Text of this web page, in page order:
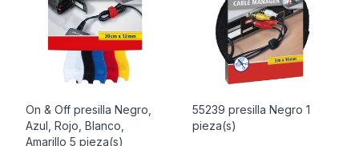
On & Off presilla Negro,
Azul, Rojo, Blanco,
Amarillo 5 pieza(s)
55239 presilla Negro 1
pieza(s)